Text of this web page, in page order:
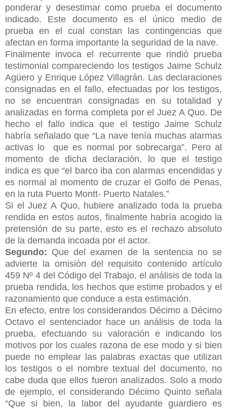
ponderar y desestimar como prueba el documento
indicado. Este documento es el único medio de
prueba en el cual constan las contingencias que
afectan en forma importante la seguridad de la nave.
Finalmente invoca el recurrente que rindió prueba
testimonial compareciendo los testigos Jaime Schulz
Agüero y Enrique López Villagrán. Las declaraciones
consignadas en el fallo, efectuadas por los testigos,
no se encuentran consignadas en su totalidad y
analizadas en forma completa por el Juez A Quo. De
hecho el fallo indica que el testigo Jaime Schulz
habría señalado que “La nave tenía muchas alarmas
activas lo que es normal por sobrecarga”. Pero al
momento de dicha declaración, lo que el testigo
indica es que “el barco iba con alarmas encendidas y
es normal al momento de cruzar el Golfo de Penas,
en la ruta Puerto Montt- Puerto Natales.”
Si el Juez A Quo, hubiere analizado toda la prueba
rendida en estos autos, finalmente habría acogido la
pretensión de su parte, esto es el rechazo absoluto
de la demanda incoada por el actor.
Segundo: Que del examen de la sentencia no se
advierte la omisión del requisito contenido artículo
459 Nº 4 del Código del Trabajo, el análisis de toda la
prueba rendida, los hechos que estime probados y el
razonamiento que conduce a esta estimación.
En efecto, entre los considerandos Décimo a Décimo
Octavo el sentenciador hace un análisis de toda la
prueba, efectuando su valoración e indicando los
motivos por los cuales razona de ese modo y si bien
puede no emplear las palabras exactas que utilizan
los testigos o el nombre textual del documento, no
cabe duda que ellos fueron analizados. Solo a modo
de ejemplo, el considerando Décimo Quinto señala
“Que si bien, la labor del ayudante guardiero es